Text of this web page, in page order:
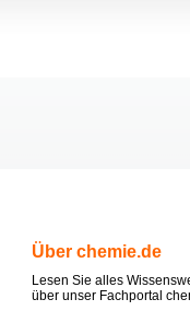
Über chemie.de
Lesen Sie alles
über unser Fachportal